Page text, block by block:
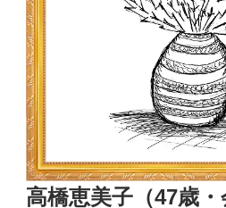
高橋恵美子（47歳・